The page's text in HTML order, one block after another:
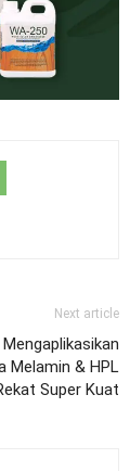
Next article
Melamin & HPL
Super Kuat